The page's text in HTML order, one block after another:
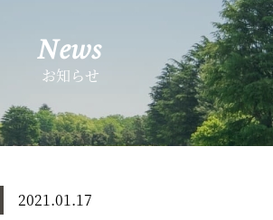
News
お知らせ
2021.01.17